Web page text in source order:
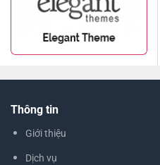
Thông tin
Giới thiệu
Dịch vụ